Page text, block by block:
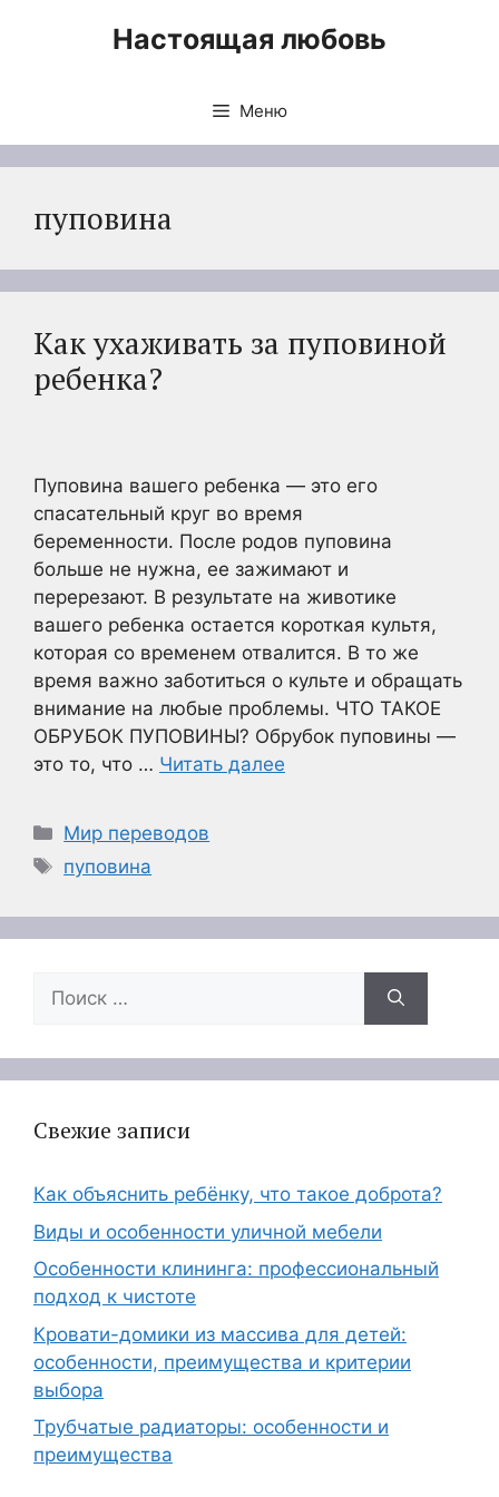
Настоящая любовь
Меню
пуповина
Как ухаживать за пуповиной
ребенка?
Пуповина вашего ребенка — это его
спасательный круг во время
беременности. После родов пуповина
больше не нужна, ее зажимают и
перерезают. В результате на животике
вашего ребенка остается короткая культя,
которая со временем отвалится. В то же
время важно заботиться о культе и обращать
внимание на любые проблемы. ЧТО ТАКОЕ
ОБРУБОК ПУПОВИНЫ? Обрубок пуповины —
это то, что … Читать далее
Рубрики
Мир переводов
Метки
пуповина
Поиск:
Свежие записи
Как объяснить ребёнку, что такое доброта?
Виды и особенности уличной мебели
Особенности клининга: профессиональный
подход к чистоте
Кровати-домики из массива для детей:
особенности, преимущества и критерии
выбора
Трубчатые радиаторы: особенности и
преимущества